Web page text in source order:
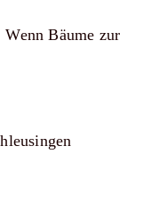
Bäume zur